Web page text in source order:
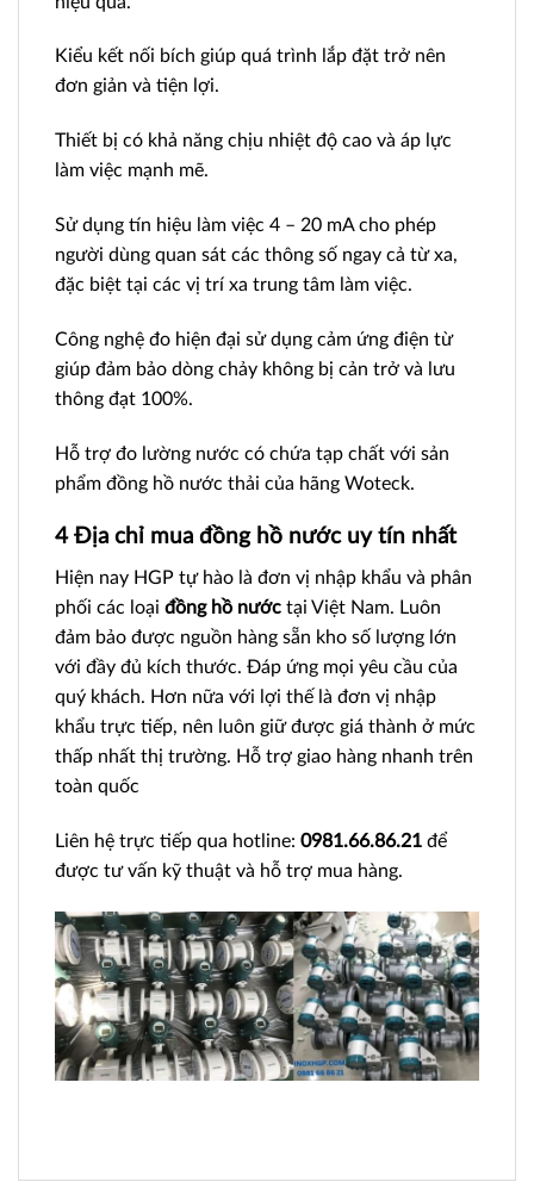
Kiểu kết nối bích giúp quá trình lắp đặt trở nên
đơn giản và tiện lợi.
Thiết bị có khả năng chịu nhiệt độ cao và áp lực
làm việc mạnh mẽ.
Sử dụng tín hiệu làm việc 4 – 20 mA cho phép
người dùng quan sát các thông số ngay cả từ xa,
đặc biệt tại các vị trí xa trung tâm làm việc.
Công nghệ đo hiện đại sử dụng cảm ứng điện từ
giúp đảm bảo dòng chảy không bị cản trở và lưu
thông đạt 100%.
Hỗ trợ đo lường nước có chứa tạp chất với sản
phẩm đồng hồ nước thải của hãng Woteck.
4 Địa chỉ mua đồng hồ nước uy tín nhất
Hiện nay HGP tự hào là đơn vị nhập khẩu và phân
phối các loại đồng hồ nước tại Việt Nam. Luôn
đảm bảo được nguồn hàng sẵn kho số lượng lớn
với đầy đủ kích thước. Đáp ứng mọi yêu cầu của
quý khách. Hơn nữa với lợi thế là đơn vị nhập
khẩu trực tiếp, nên luôn giữ được giá thành ở mức
thấp nhất thị trường. Hỗ trợ giao hàng nhanh trên
toàn quốc
Liên hệ trực tiếp qua hotline: 0981.66.86.21 để
được tư vấn kỹ thuật và hỗ trợ mua hàng.